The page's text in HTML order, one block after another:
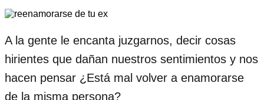
A la gente le encanta juzgarnos, decir cosas
hirientes que dañan nuestros sentimientos y nos
hacen pensar ¿Está mal volver a enamorarse
de la misma persona?